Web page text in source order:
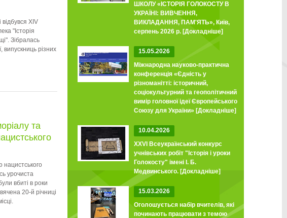
XIV
"Історія
Зібралась
випускниць різних
та
урочиста
вбиті в роки
20-й річниці
ШКОЛУ «ІСТОРІЯ ГОЛОКОСТУ В
УКРАЇНІ: ВИВЧЕННЯ,
ВИКЛАДАННЯ, ПАМ'ЯТЬ», Київ,
серпень 2026 р. [Докладніше]
15.05.2026
Міжнародна науково-практична
конференція «Єдність у
різноманітті: історичний,
соціокультурний та геополітичний
вимір головної ідеї Європейського
Союзу для України» [Докладніше]
10.04.2026
XXVI Всеукраїнський конкурс
учнівських робіт "Історія і уроки
Голокосту" імені І. Б.
Медвинського.[Докладніше]
15.03.2026
Оголошується набір вчителів, які
починають працювати з темою